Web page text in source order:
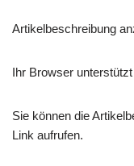
Artikelbeschreibung
Ihr Browser
Sie können die
Link aufrufen.